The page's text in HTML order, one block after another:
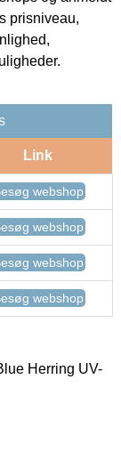
prisniveau,
Link
webshop
webshop
webshop
webshop
Herring UV-